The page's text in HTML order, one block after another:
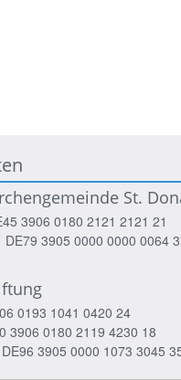
St.
3906 0180 2121 2121 21
3905 0000 0000 0064
0193 1041 0420 24
3906 0180 2119 4230 18
3905 0000 1073 3045